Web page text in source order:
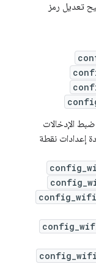
تعديل رمز
الإدخالات
إعدادات نقطة